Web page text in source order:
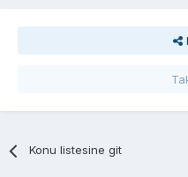
Konu listesine git